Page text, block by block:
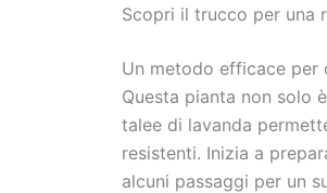
Scopri il trucco per una
Un metodo efficace per
Questa pianta non solo
talee di lavanda
resistenti. Inizia a
alcuni passaggi per un